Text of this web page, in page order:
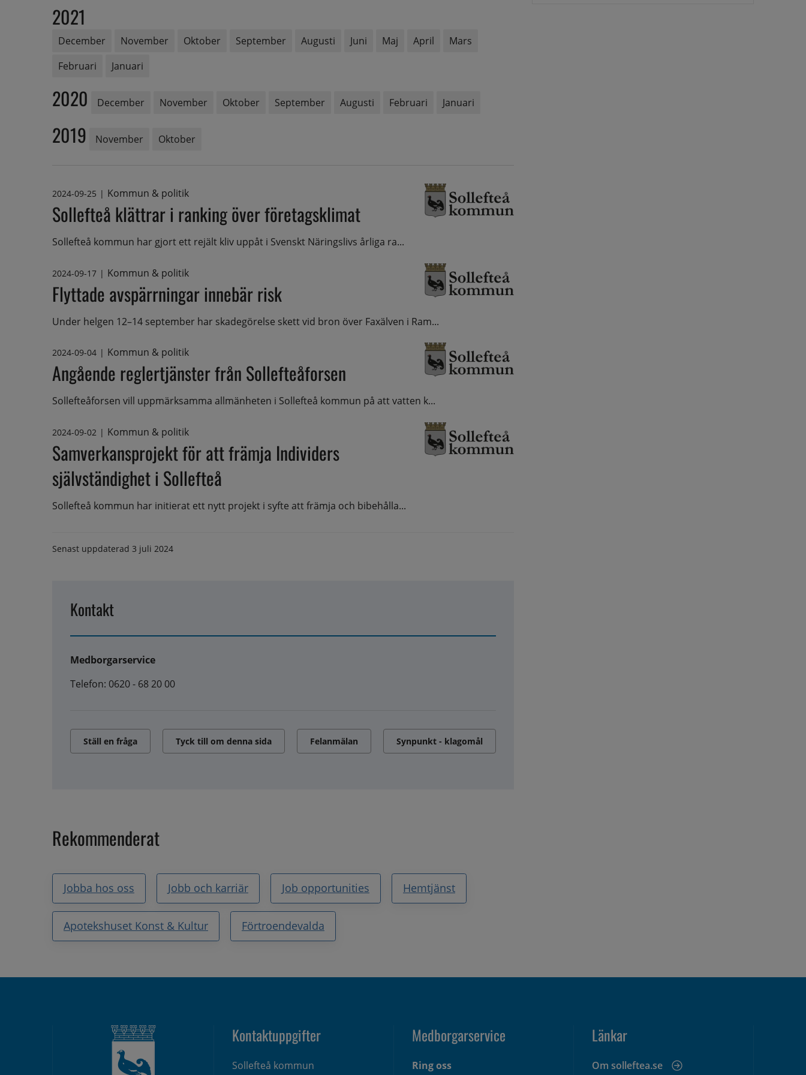
2021
December November Oktober September Augusti Juni Maj April
Mars
Februari
Januari
2020 December November Oktober September Augusti Februari Januari
2019 November Oktober
2024-09-25 | Kommun & politik
Sollefteå klättrar i ranking över företagsklimat
Sollefteå kommun har gjort ett rejält kliv uppåt i Svenskt Näringslivs årliga ra...
2024-09-17 | Kommun & politik
Flyttade avspärrningar innebär risk
Under helgen 12–14 september har skadegörelse skett vid bron över Faxälven i Ram...
2024-09-04 | Kommun & politik
Angående reglertjänster från Sollefteåforsen
Sollefteåforsen vill uppmärksamma allmänheten i Sollefteå kommun på att vatten k...
2024-09-02 | Kommun & politik
Samverkansprojekt för att främja Individers
självständighet i Sollefteå
Sollefteå kommun har initierat ett nytt projekt i syfte att främja och bibehålla...
Senast uppdaterad 3 juli 2024
Kontakt
Medborgarservice
Telefon: 0620 - 68 20 00
Ställ en fråga Tyck till om denna sida Felanmälan Synpunkt - klagomål
Rekommenderat
Jobba hos oss Jobb och karriär Job opportunities Hemtjänst
Apotekshuset Konst & Kultur Förtroendevalda
Kontaktuppgifter
Sollefteå kommun
Medborgarservice
Ring oss
Länkar
Om solleftea.se